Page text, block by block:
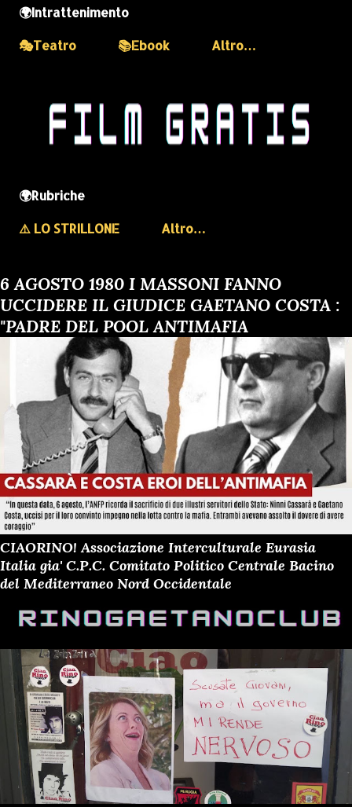
🌍Intrattenimento
🎭Teatro
📚Ebook Altro…
🌍Rubriche
⚠️ LO STRILLONE
Altro…
6 AGOSTO 1980 I MASSONI FANNO
UCCIDERE IL GIUDICE GAETANO COSTA :
"PADRE DEL POOL ANTIMAFIA
CIAORINO! Associazione Interculturale Eurasia
Italia gia' C.P.C. Comitato Politico Centrale Bacino
del Mediterraneo Nord Occidentale